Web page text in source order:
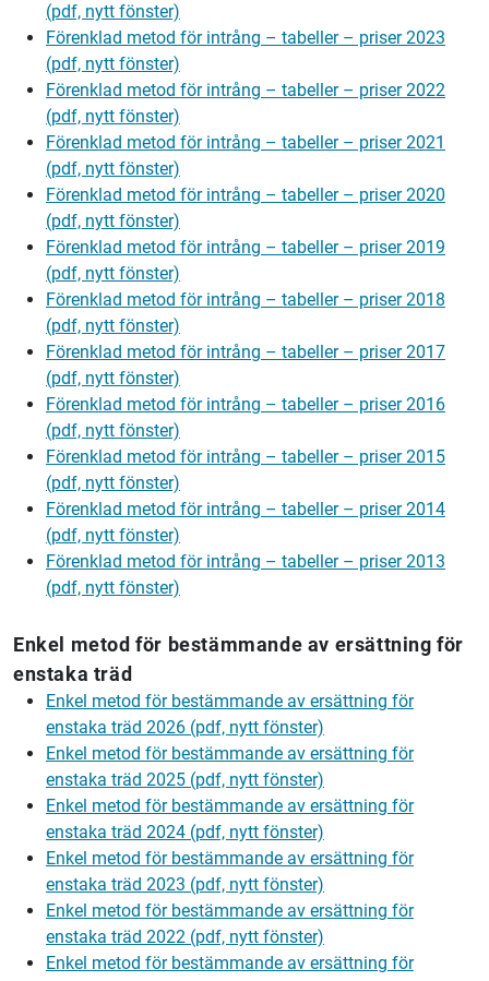
(pdf, nytt fönster)
Förenklad metod för intrång – tabeller – priser 2023
(pdf, nytt fönster)
Förenklad metod för intrång – tabeller – priser 2022
(pdf, nytt fönster)
Förenklad metod för intrång – tabeller – priser 2021
(pdf, nytt fönster)
Förenklad metod för intrång – tabeller – priser 2020
(pdf, nytt fönster)
Förenklad metod för intrång – tabeller – priser 2019
(pdf, nytt fönster)
Förenklad metod för intrång – tabeller – priser 2018
(pdf, nytt fönster)
Förenklad metod för intrång – tabeller – priser 2017
(pdf, nytt fönster)
Förenklad metod för intrång – tabeller – priser 2016
(pdf, nytt fönster)
Förenklad metod för intrång – tabeller – priser 2015
(pdf, nytt fönster)
Förenklad metod för intrång – tabeller – priser 2014
(pdf, nytt fönster)
Förenklad metod för intrång – tabeller – priser 2013
(pdf, nytt fönster)
Enkel metod för bestämmande av ersättning för
enstaka träd
Enkel metod för bestämmande av ersättning för
enstaka träd 2026 (pdf, nytt fönster)
Enkel metod för bestämmande av ersättning för
enstaka träd 2025 (pdf, nytt fönster)
Enkel metod för bestämmande av ersättning för
enstaka träd 2024 (pdf, nytt fönster)
Enkel metod för bestämmande av ersättning för
enstaka träd 2023 (pdf, nytt fönster)
Enkel metod för bestämmande av ersättning för
enstaka träd 2022 (pdf, nytt fönster)
Enkel metod för bestämmande av ersättning för